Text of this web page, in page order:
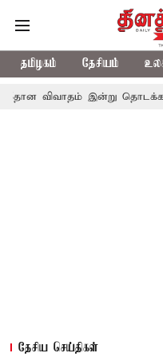
தமிழகம் தேசியம்
இன்று தொடக்கம்: பல்வேறு
தேசிய செய்திகள்